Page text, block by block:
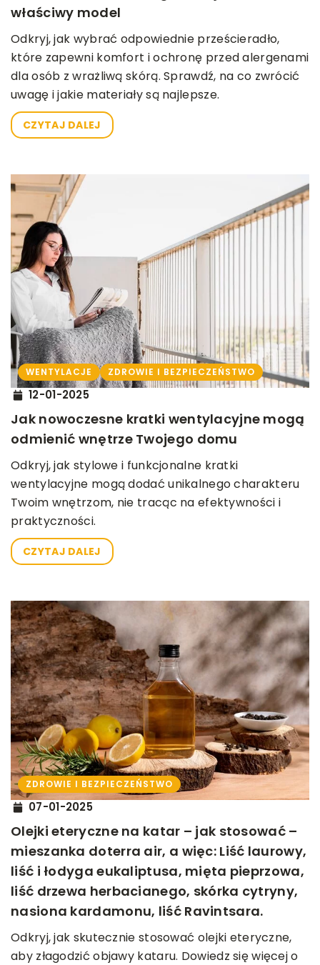
właściwy model
Odkryj, jak wybrać odpowiednie prześcieradło,
które zapewni komfort i ochronę przed alergenami
dla osób z wrażliwą skórą. Sprawdź, na co zwrócić
uwagę i jakie materiały są najlepsze.
CZYTAJ DALEJ
WENTYLACJE ZDROWIE I BEZPIECZEŃSTWO
12-01-2025
Jak nowoczesne kratki wentylacyjne mogą
odmienić wnętrze Twojego domu
Odkryj, jak stylowe i funkcjonalne kratki
wentylacyjne mogą dodać unikalnego charakteru
Twoim wnętrzom, nie tracąc na efektywności i
praktyczności.
CZYTAJ DALEJ
ZDROWIE I BEZPIECZEŃSTWO
07-01-2025
Olejki eteryczne na katar – jak stosować –
mieszanka doterra air, a więc: Liść laurowy,
liść i łodyga eukaliptusa, mięta pieprzowa,
liść drzewa herbacianego, skórka cytryny,
nasiona kardamonu, liść Ravintsara.
Odkryj, jak skutecznie stosować olejki eteryczne,
aby złagodzić objawy kataru. Dowiedz się więcej o